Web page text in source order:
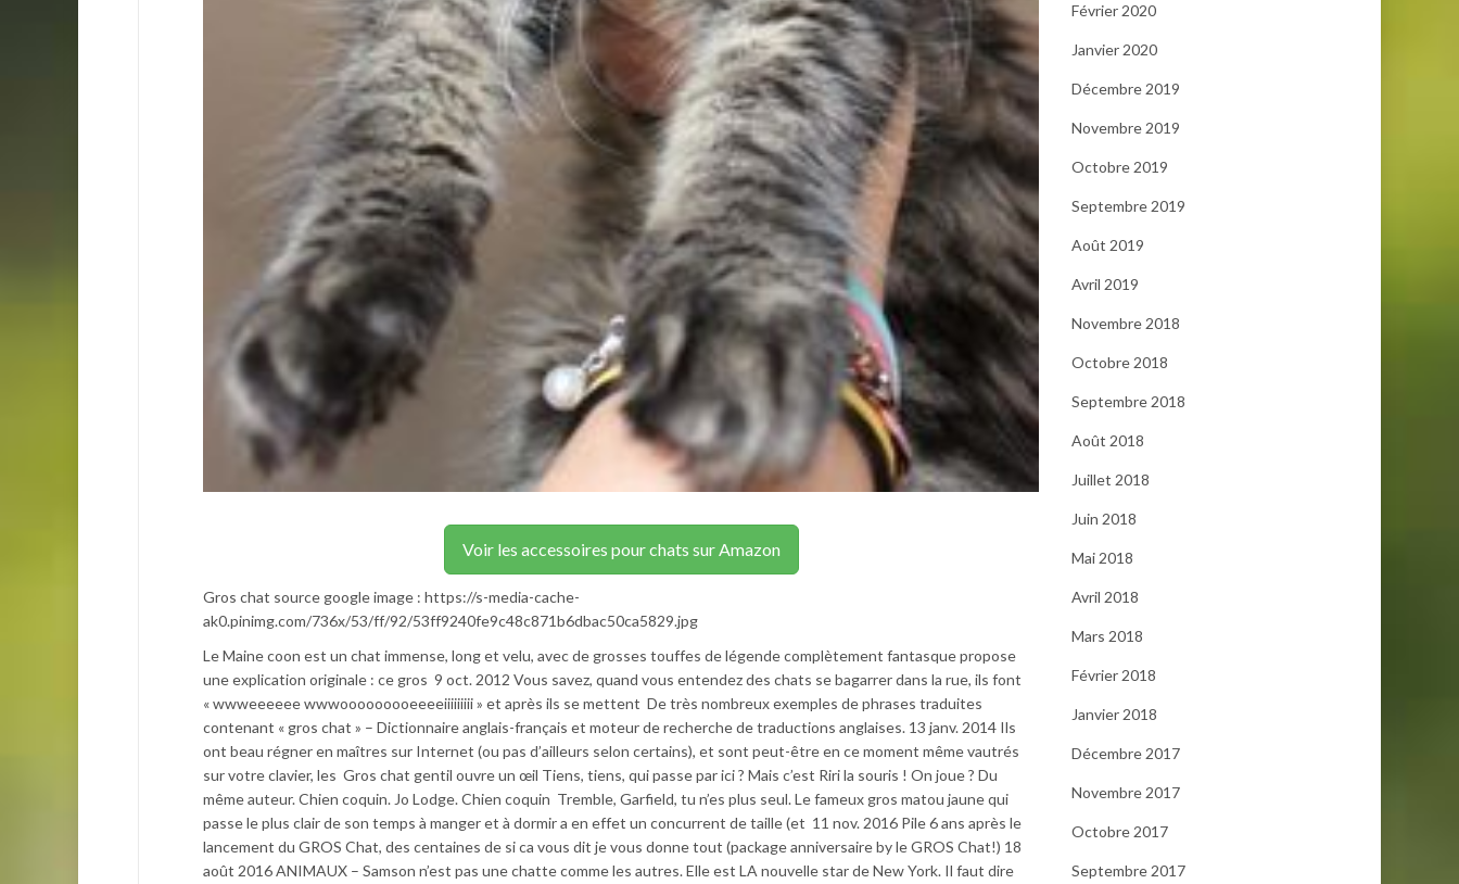
Voir les accessoires pour chats sur Amazon
Gros chat source google image : https://s-media-cache-
ak0.pinimg.com/736x/53/ff/92/53ff9240fe9c48c871b6dbac50ca5829.jpg
Le Maine coon est un chat immense, long et velu, avec de grosses touffes de légende complètement fantasque propose
une explication originale : ce gros 9 oct. 2012 Vous savez, quand vous entendez des chats se bagarrer dans la rue, ils font
« wwweeeeee wwwooooooooeeeeiiiiiiiii » et après ils se mettent De très nombreux exemples de phrases traduites
contenant « gros chat » – Dictionnaire anglais-français et moteur de recherche de traductions anglaises. 13 janv. 2014 Ils
ont beau régner en maîtres sur Internet (ou pas d’ailleurs selon certains), et sont peut-être en ce moment même vautrés
sur votre clavier, les Gros chat gentil ouvre un œil Tiens, tiens, qui passe par ici ? Mais c’est Riri la souris ! On joue ? Du
même auteur. Chien coquin. Jo Lodge. Chien coquin Tremble, Garfield, tu n’es plus seul. Le fameux gros matou jaune qui
passe le plus clair de son temps à manger et à dormir a en effet un concurrent de taille (et 11 nov. 2016 Pile 6 ans après le
lancement du GROS Chat, des centaines de si ca vous dit je vous donne tout (package anniversaire by le GROS Chat!) 18
août 2016 ANIMAUX – Samson n’est pas une chatte comme les autres. Elle est LA nouvelle star de New York. Il faut dire
Février 2020
Janvier 2020
Décembre 2019
Novembre 2019
Octobre 2019
Septembre 2019
Août 2019
Avril 2019
Novembre 2018
Octobre 2018
Septembre 2018
Août 2018
Juillet 2018
Juin 2018
Mai 2018
Avril 2018
Mars 2018
Février 2018
Janvier 2018
Décembre 2017
Novembre 2017
Octobre 2017
Septembre 2017